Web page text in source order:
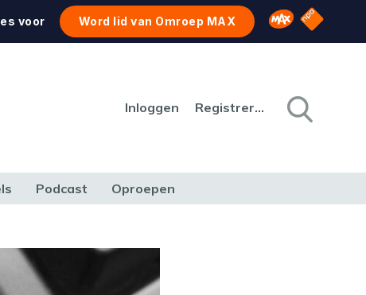
voor Word lid van Omroep MAX Omroep MAX
NPO
Inloggen Registreren
Podcast Oproepen